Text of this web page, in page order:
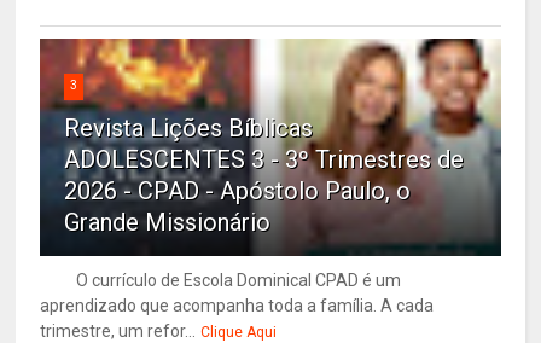
3
Revista Lições Bíblicas
ADOLESCENTES 3 - 3º Trimestres de
2026 - CPAD - Apóstolo Paulo, o
Grande Missionário
O currículo de Escola Dominical CPAD é um
aprendizado que acompanha toda a família. A cada
trimestre, um refor... Clique Aqui